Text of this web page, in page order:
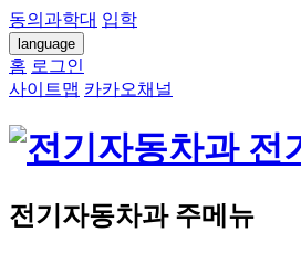
동의과학대 입학
language
홈 로그인
사이트맵 카카오채널
전
전기자동차과 주메뉴